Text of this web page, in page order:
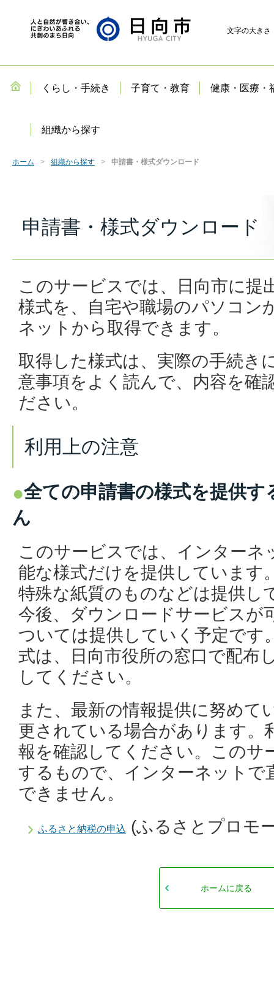
文字の大きさ
くらし・手続き 子育て・教育 健康・医療・
組織から探す
ホーム 組織から探す 申請書・様式ダウンロード
申請書・様式ダウンロード
このサービスでは、日向市に提
様式を、自宅や職場のパソコン
ネットから取得できます。
取得した様式は、実際の手続き
意事項をよく読んで、内容を確
ださい。
利用上の注意
全ての申請書の様式を提供
ん
このサービスでは、インターネ
能な様式だけを提供しています
特殊な紙質のものなどは提供し
今後、ダウンロードサービスが
ついては提供していく予定です
式は、日向市役所の窓口で配布
してください。
また、最新の情報提供に努めて
更されている場合があります。
報を確認してください。このサ
するもので、インターネットで
できません。
ふるさと納税の申込 (ふるさとプロモ
ホームに戻る